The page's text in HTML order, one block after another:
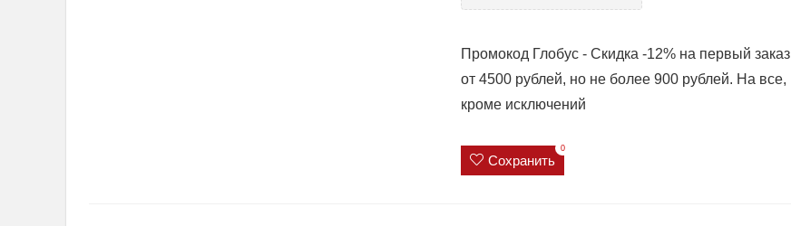
Промокод Глобус - Скидка -12% на первый заказ
от 4500 рублей, но не более 900 рублей. На все,
кроме исключений
Сохранить
0